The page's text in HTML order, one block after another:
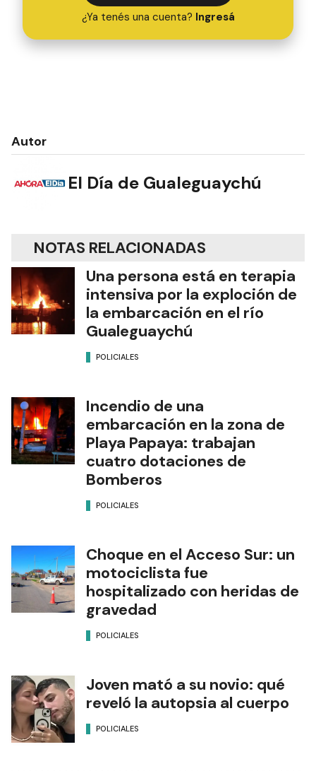
¿Ya tenés una cuenta? Ingresá
Autor
El Día de Gualeguaychú
NOTAS RELACIONADAS
Una persona está en terapia
intensiva por la exploción de
la embarcación en el río
Gualeguaychú
POLICIALES
Incendio de una
embarcación en la zona de
Playa Papaya: trabajan
cuatro dotaciones de
Bomberos
POLICIALES
Choque en el Acceso Sur: un
motociclista fue
hospitalizado con heridas de
gravedad
POLICIALES
Joven mató a su novio: qué
reveló la autopsia al cuerpo
POLICIALES